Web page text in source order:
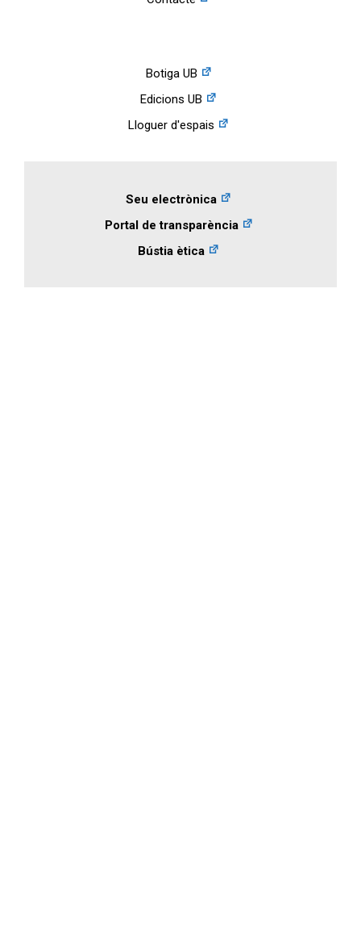
Botiga UB
Edicions UB
Lloguer d'espais
Seu electrònica
Portal de transparència
Bústia ètica